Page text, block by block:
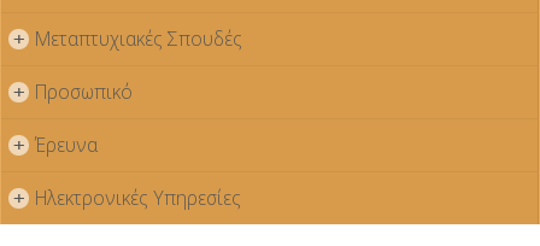
+ Μεταπτυχιακές Σπουδές
+ Προσωπικό
+ Έρευνα
+ Ηλεκτρονικές Υπηρεσίες